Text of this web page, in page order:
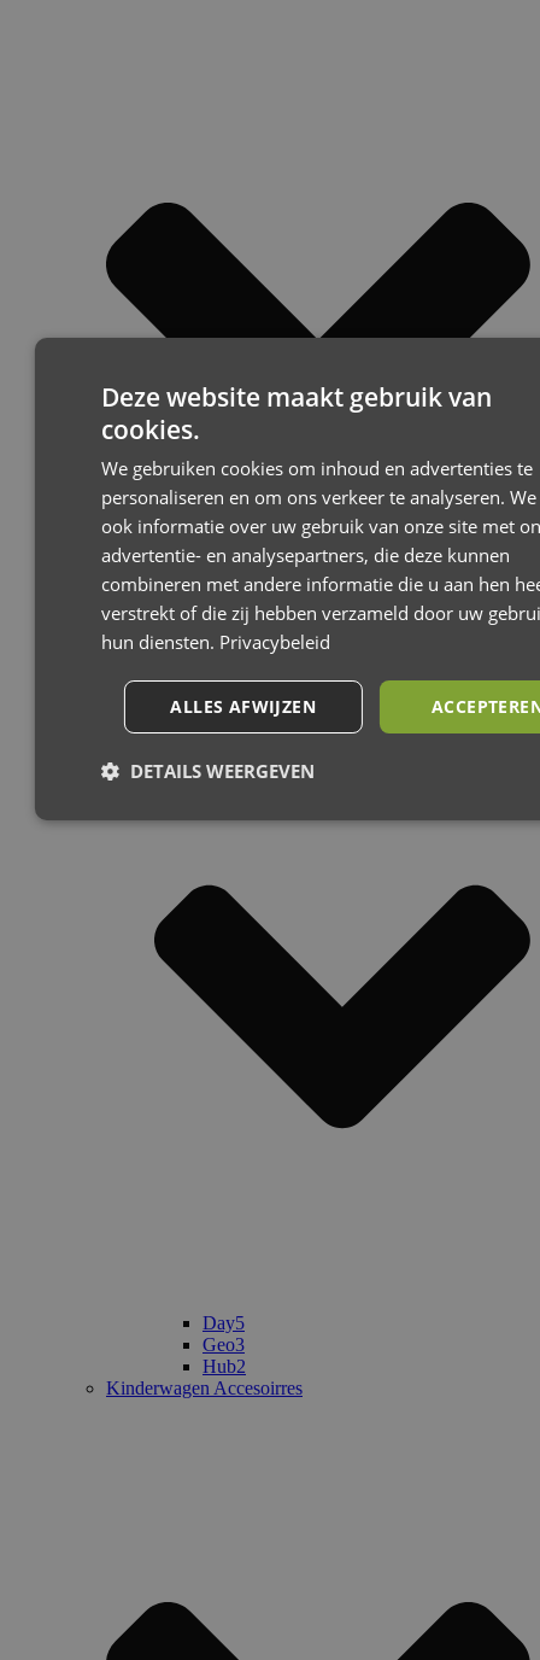
Day5
Geo3
Hub2
Kinderwagen Accesoirres
Deze website maakt gebruik van
cookies.
We gebruiken cookies om inhoud en advertenties te
personaliseren en om ons verkeer te analyseren.
ook informatie over uw gebruik van onze site met
advertentie- en analysepartners, die deze kunnen
combineren met andere informatie die u aan hen
verstrekt of die zij hebben verzameld door uw
hun diensten. Privacybeleid
ALLES AFWIJZEN
DETAILS WEERGEVEN